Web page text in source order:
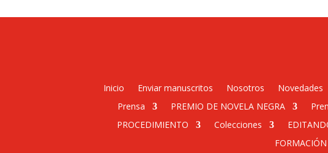
Inicio Enviar manuscritos Nosotros Novedades
Prensa
PREMIO DE NOVELA NEGRA
PROCEDIMIENTO
Colecciones
FORMACIÓN